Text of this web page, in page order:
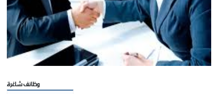
وظائف شاغرة